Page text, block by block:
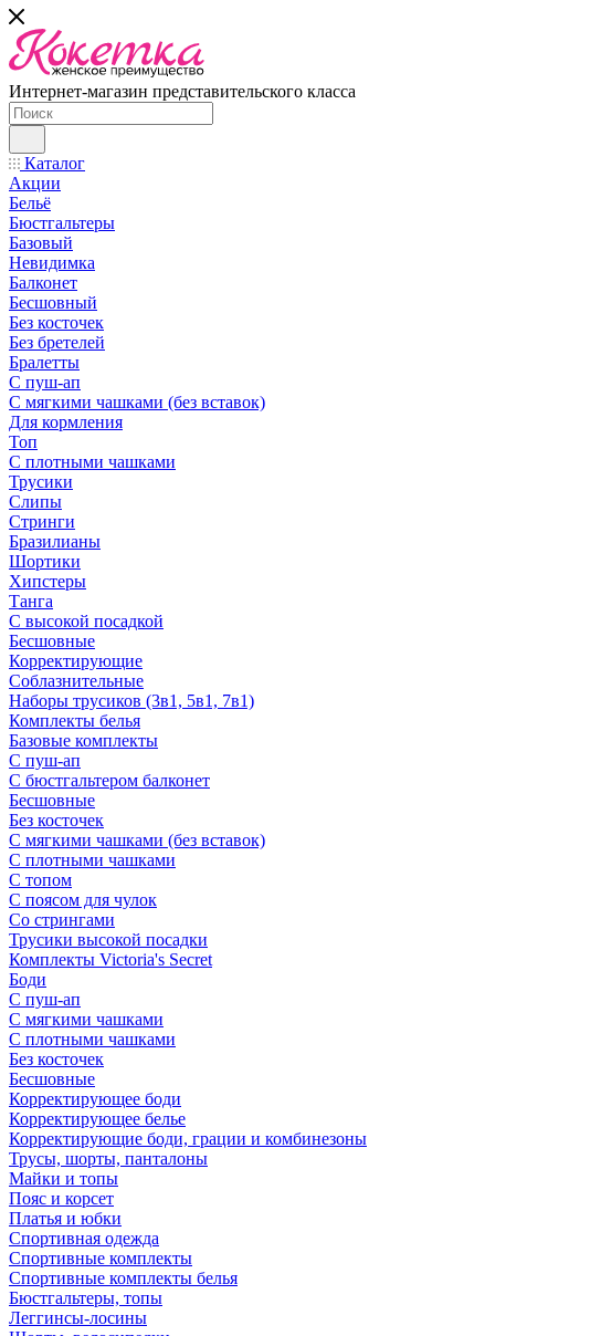
Интернет-магазин представительского класса
Каталог
Акции
Бельё
Бюстгальтеры
Базовый
Невидимка
Балконет
Бесшовный
Без косточек
Без бретелей
Бралетты
С пуш-ап
С мягкими чашками (без вставок)
Для кормления
Топ
С плотными чашками
Трусики
Слипы
Стринги
Бразилианы
Шортики
Хипстеры
Танга
С высокой посадкой
Бесшовные
Корректирующие
Соблазнительные
Наборы трусиков (3в1, 5в1, 7в1)
Комплекты белья
Базовые комплекты
С пуш-ап
С бюстгальтером балконет
Бесшовные
Без косточек
С мягкими чашками (без вставок)
С плотными чашками
С топом
С поясом для чулок
Со стрингами
Трусики высокой посадки
Комплекты Victoria's Secret
Боди
С пуш-ап
С мягкими чашками
С плотными чашками
Без косточек
Бесшовные
Корректирующее боди
Корректирующее белье
Корректирующие боди, грации и комбинезоны
Трусы, шорты, панталоны
Майки и топы
Пояс и корсет
Платья и юбки
Спортивная одежда
Спортивные комплекты
Спортивные комплекты белья
Бюстгальтеры, топы
Леггинсы-лосины